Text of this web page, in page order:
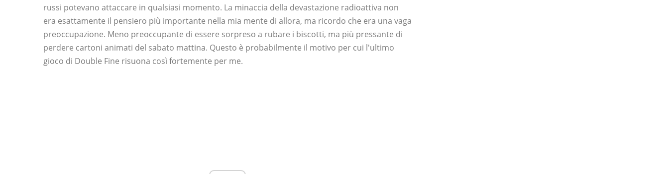
russi potevano attaccare in qualsiasi momento. La minaccia della devastazione radioattiva non
era esattamente il pensiero più importante nella mia mente di allora, ma ricordo che era una vaga
preoccupazione. Meno preoccupante di essere sorpreso a rubare i biscotti, ma più pressante di
perdere cartoni animati del sabato mattina. Questo è probabilmente il motivo per cui l'ultimo
gioco di Double Fine risuona così fortemente per me.